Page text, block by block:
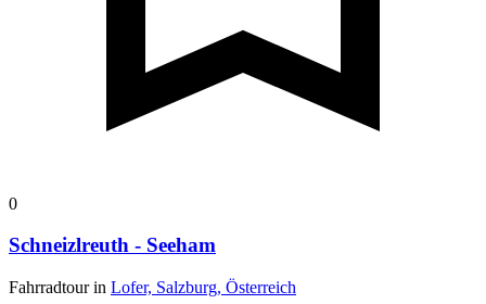
0
Schneizlreuth - Seeham
Fahrradtour in Lofer, Salzburg, Österreich